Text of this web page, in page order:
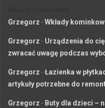
Grzegorz -Wkłady
Grzegorz - Urządzenia do
zwracać uwagę podczas
Grzegorz -Łazienka w
artykuły potrzebne do
Grzegorz - Buty dla dzieci –